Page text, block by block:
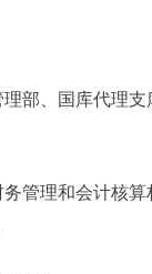
、国库代理支
理和会计核算